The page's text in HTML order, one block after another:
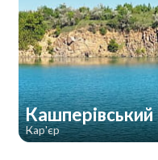
Кашперівський
Кар'єр